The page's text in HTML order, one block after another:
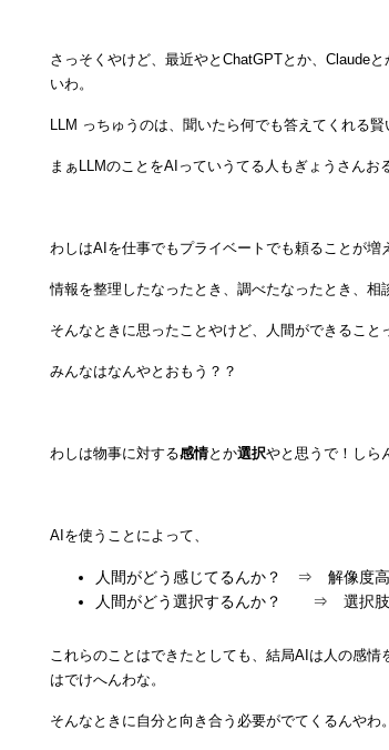
さっそくやけど、最近やとChatGPTとか、Claude
いわ。
LLM っちゅうのは、聞いたら何でも答えてくれる賢
まぁLLMのことをAIっていうてる人もぎょうさんお
わしはAIを仕事でもプライベートでも頼ることが増
情報を整理したなったとき、調べたなったとき、相
そんなときに思ったことやけど、人間ができること
みんなはなんやとおもう？？
わしは物事に対する感情とか選択やと思うで！しら
AIを使うことによって、
人間がどう感じてるんか？ ⇒ 解像度高
人間がどう選択するんか？ ⇒ 選択肢
これらのことはできたとしても、結局AIは人の感
はでけへんわな。
そんなときに自分と向き合う必要がでてくるんやわ。